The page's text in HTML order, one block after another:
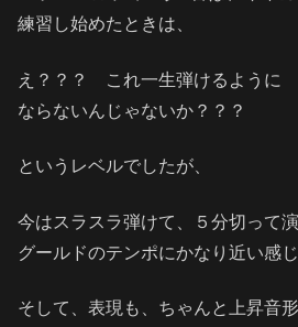
練習し始めたときは、
え？？？ これ一生弾けるように
ならないんじゃないか？？？
というレベルでしたが、
今はスラスラ弾けて、５分切って
グールドのテンポにかなり近い感じ
そして、表現も、ちゃんと上昇音形